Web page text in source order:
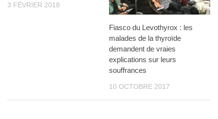
3 FÉVRIER 2018
Fiasco du Levothyrox : les
malades de la thyroïde
demandent de vraies
explications sur leurs
souffrances
10 OCTOBRE 2017